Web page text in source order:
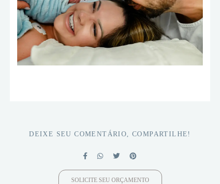
DEIXE SEU COMENTÁRIO, COMPARTILHE!
SOLICITE SEU ORÇAMENTO